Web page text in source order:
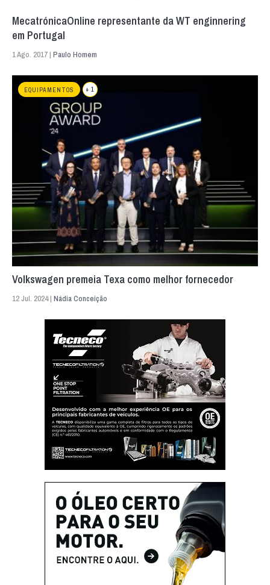
MecatrónicaOnline representante da WT enginnering
em Portugal
1 Ago. 2017 | Paulo Homem
EQUIPAMENTOS + 1
Volkswagen premeia Texa como melhor fornecedor
12 Jul. 2024 | Nádia Conceição